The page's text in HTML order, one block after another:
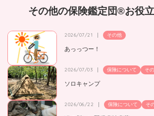
その他の保険鑑定団®お役
2026/07/21 その他
あっっつー！
2026/07/03 保険について そ
ソロキャンプ
2026/06/22 保険について そ